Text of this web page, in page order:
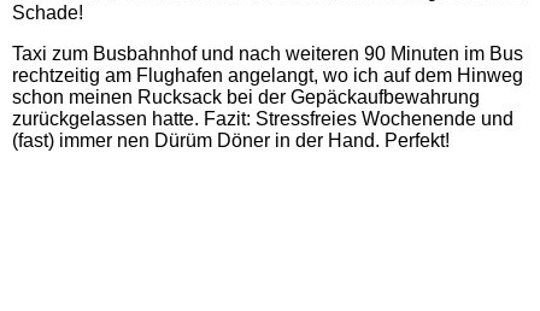
Schade!
Taxi zum Busbahnhof und nach weiteren 90 Minuten im Bus
rechtzeitig am Flughafen angelangt, wo ich auf dem Hinweg
schon meinen Rucksack bei der Gepäckaufbewahrung
zurückgelassen hatte. Fazit: Stressfreies Wochenende und
(fast) immer nen Dürüm Döner in der Hand. Perfekt!